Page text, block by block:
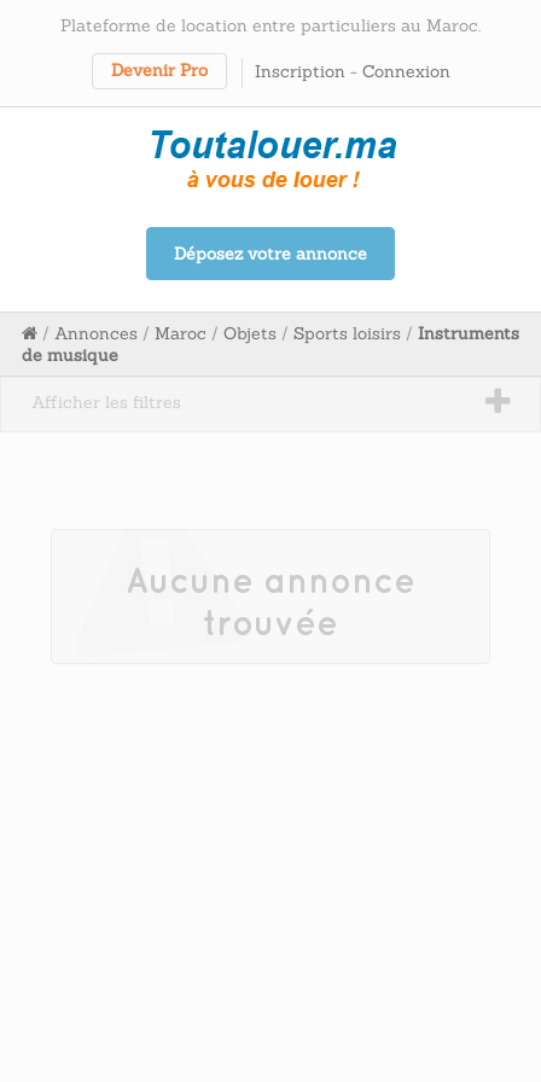
Plateforme de location entre particuliers au Maroc.
Devenir Pro Inscription - Connexion
Déposez votre annonce
/ Annonces / Maroc / Objets / Sports loisirs / Instruments
de musique
Afficher les filtres
Aucune annonce
trouvée